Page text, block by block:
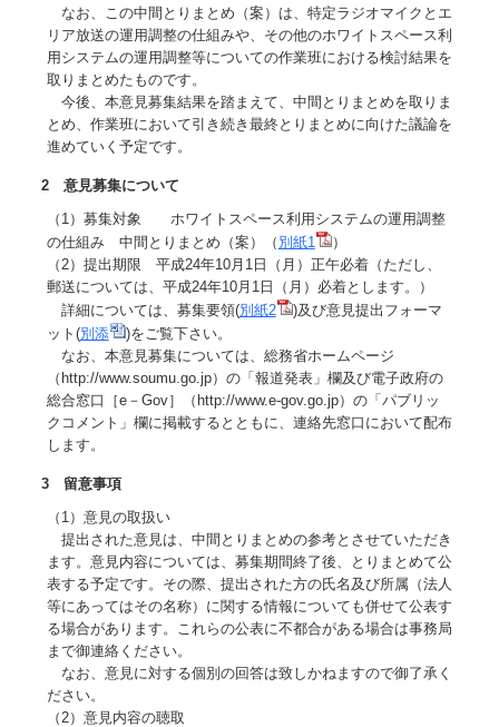
なお、この中間とりまとめ（案）は、特定ラジオマイクとエ
リア放送の運用調整の仕組みや、その他のホワイトスペース利
用システムの運用調整等についての作業班における検討結果を
取りまとめたものです。
今後、本意見募集結果を踏まえて、中間とりまとめを取りま
とめ、作業班において引き続き最終とりまとめに向けた議論を
進めていく予定です。
2 意見募集について
（1）募集対象 ホワイトスペース利用システムの運用調整
の仕組み 中間とりまとめ（案）（ 別紙1
）
（2）提出期限 平成24年10月1日（月）正午必着（ただし、
郵送については、平成24年10月1日（月）必着とします。）
詳細については、募集要領(別紙2
)及び意見提出フォーマ
ット(別添
)をご覧下さい。
なお、本意見募集については、総務省ホームページ
（http://www.soumu.go.jp）の「報道発表」欄及び電子政府の
総合窓口［e－Gov］（http://www.e-gov.go.jp）の「パブリッ
クコメント」欄に掲載するとともに、連絡先窓口において配布
します。
3 留意事項
（1）意見の取扱い
提出された意見は、中間とりまとめの参考とさせていただき
ます。意見内容については、募集期間終了後、とりまとめて公
表する予定です。その際、提出された方の氏名及び所属（法人
等にあってはその名称）に関する情報についても併せて公表す
る場合があります。これらの公表に不都合がある場合は事務局
まで御連絡ください。
なお、意見に対する個別の回答は致しかねますので御了承く
ださい。
（2）意見内容の聴取